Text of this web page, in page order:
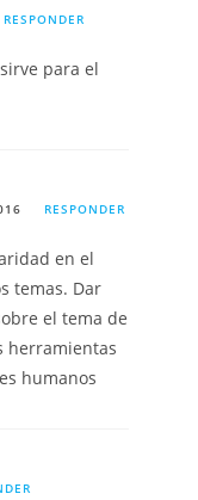
RESPONDER
para el
RESPONDER
en el
temas. Dar
el tema de
herramientas
humanos